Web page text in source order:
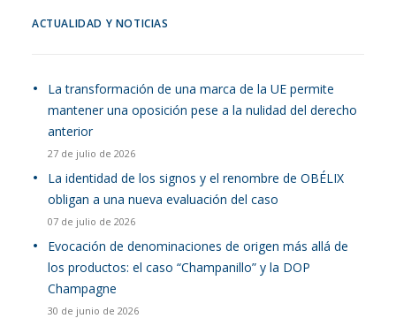
ACTUALIDAD Y NOTICIAS
La transformación de una marca de la UE permite
mantener una oposición pese a la nulidad del derecho
anterior
27 de julio de 2026
La identidad de los signos y el renombre de OBÉLIX
obligan a una nueva evaluación del caso
07 de julio de 2026
Evocación de denominaciones de origen más allá de
los productos: el caso “Champanillo” y la DOP
Champagne
30 de junio de 2026